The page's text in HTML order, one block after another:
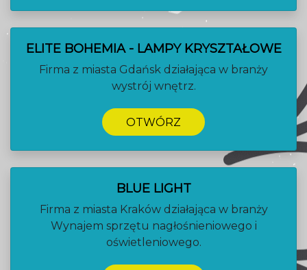
ELITE BOHEMIA - LAMPY KRYSZTAŁOWE
Firma z miasta Gdańsk działająca w branży
wystrój wnętrz.
OTWÓRZ
BLUE LIGHT
Firma z miasta Kraków działająca w branży
Wynajem sprzętu nagłośnieniowego i
oświetleniowego.